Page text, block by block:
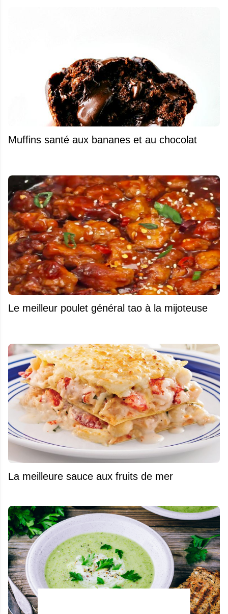
Muffins santé aux bananes et au chocolat
Le meilleur poulet général tao à la mijoteuse
La meilleure sauce aux fruits de mer